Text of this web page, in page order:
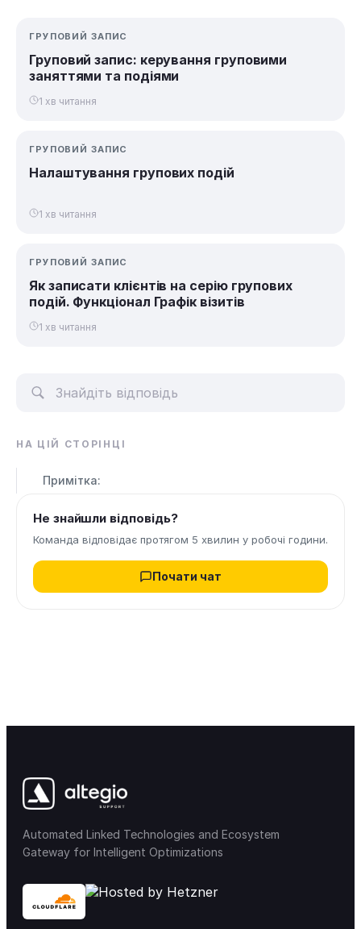
ГРУПОВИЙ ЗАПИС
Груповий запис: керування груповими
заняттями та подіями
1 хв читання
ГРУПОВИЙ ЗАПИС
Налаштування групових подій
1 хв читання
ГРУПОВИЙ ЗАПИС
Як записати клієнтів на серію групових
подій. Функціонал Графік візитів
1 хв читання
НА ЦІЙ СТОРІНЦІ
Примітка:
Не знайшли відповідь?
Команда відповідає протягом 5 хвилин у робочі години.
Почати чат
Automated Linked Technologies and Ecosystem
Gateway for Intelligent Optimizations